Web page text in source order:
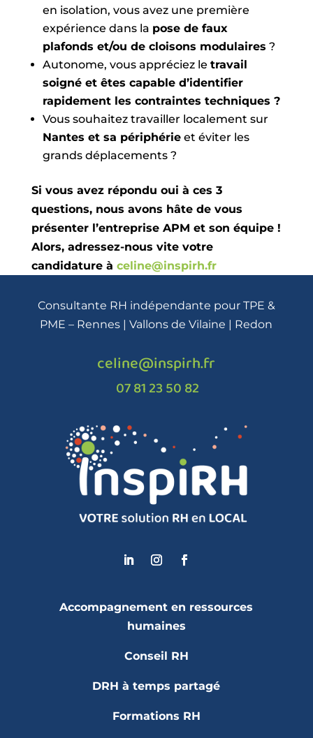
en isolation, vous avez une première
expérience dans la pose de faux
plafonds et/ou de cloisons modulaires ?
Autonome, vous appréciez le travail
soigné et êtes capable d’identifier
rapidement les contraintes techniques ?
Vous souhaitez travailler localement sur
Nantes et sa périphérieet éviter les
grands déplacements ?
Si vous avez répondu oui à ces 3
questions, nous avons hâte de vous
présenter l’entreprise APM et son équipe !
Alors, adressez-nous vite votre
candidature à celine@inspirh.fr
Consultante RH indépendante pour TPE &
PME – Rennes | Vallons de Vilaine | Redon
celine@inspirh.fr
07 81 23 50 82
Accompagnement en ressources
humaines
Conseil RH
DRH à temps partagé
Formations RH